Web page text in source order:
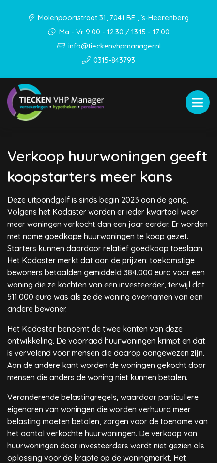
Molenpoortstraat 31, 7041 BE , ’s-Heerenberg
Ma - Vr 9:00 - 12.30 / 13.15 - 17:00
info@tieckenvhpmanager.nl
0315-843793
Verkoop huurwoningen geeft
koopstarters meer kans
Deze uitpondgolf is sinds begin 2023 aan de gang.
Volgens het Kadaster worden er ieder kwartaal weer
meer woningen verkocht dan een jaar eerder. Er worden
met name goedkope huurwoningen te koop gezet.
Starters kunnen daardoor relatief goedkoop toeslaan.
Het Kadaster merkt dat aan de prijzen: toekomstige
bewoners betaalden gemiddeld 384.000 euro voor een
woning die ze kochten van een investeerder, terwijl dat
511.000 euro was als ze de woning overnamen van een
andere bewoner.
Het Kadaster benoemt de twee kanten van deze
ontwikkeling. De voorraad huurwoningen krimpt en dat
is vervelend voor mensen die daarop aangewezen zijn.
Aan de andere kant worden de woningen gekocht door
mensen die anders de woning niet kunnen betalen.
Veranderende belastingregels, waardoor particuliere
eigenaren van woningen die worden verhuurd meer
belasting moeten betalen, zorgen voor de toename van
het aantal verkochte huurwoningen. De verkoop van
huurwoningen door investeerders wordt niet gezien als
oplossing voor de krapte op de woningmarkt. Het